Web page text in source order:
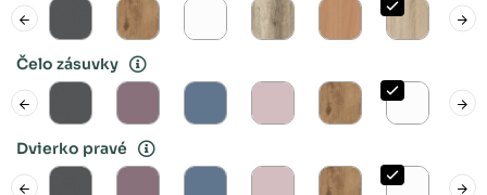
Čelo zásuvky
Dvierko pravé